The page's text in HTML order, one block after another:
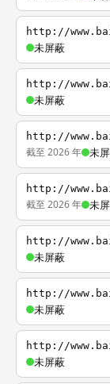
http://
未屏蔽
http://
未屏蔽
http://
截至 2026 年 未
http://
截至 2026 年 未
http://
未屏蔽
http://
未屏蔽
http://
未屏蔽